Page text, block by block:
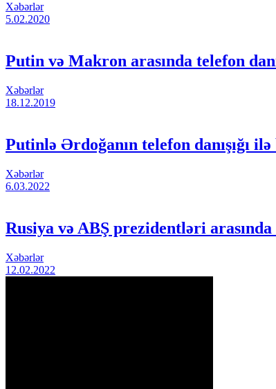
Xəbərlər
5.02.2020
Putin və Makron arasında telefon
Xəbərlər
18.12.2019
Putinlə Ərdoğanın telefon danışığı
Xəbərlər
6.03.2022
Rusiya və ABŞ prezidentləri arasında
Xəbərlər
12.02.2022